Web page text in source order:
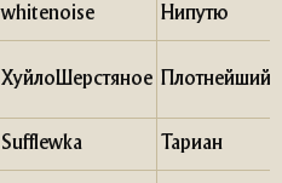
whitenoise Нипутю
ХуйлоШерстяное Плотнейший
Sufflewka Тариан